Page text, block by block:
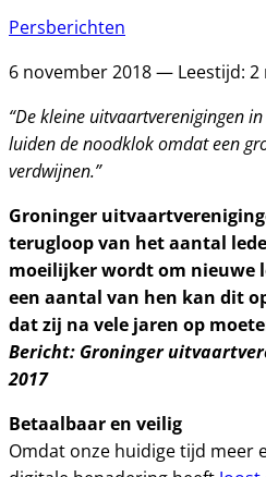
Persberichten
6 november 2018 — Leestijd:
“De kleine uitvaartverenigingen
luiden de noodklok omdat een
verdwijnen.”
Groninger
terugloop van het aantal
moeilijker wordt om nieuwe
een aantal van hen kan dit
dat zij na vele jaren op
Bericht: Groninger
2017
Betaalbaar en veilig
Omdat onze huidige tijd meer